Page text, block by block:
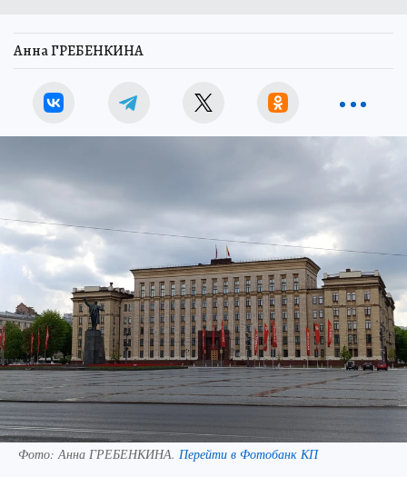
Анна ГРЕБЕНКИНА
Фото:Анна ГРЕБЕНКИНА. Перейти в Фотобанк КП